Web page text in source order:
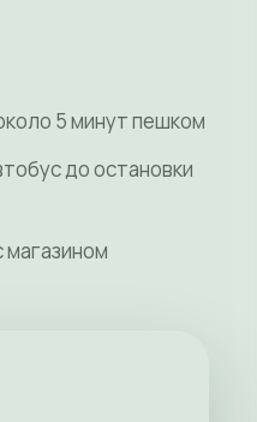
5 минут пешком
до остановки